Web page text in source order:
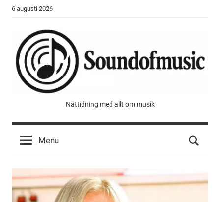
Skip6 augusti 2026
Sound
of
music
Nättidning med allt om musik
Menu